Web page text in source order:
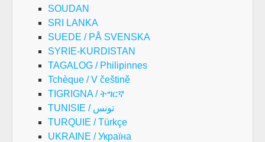
SOUDAN
SRI LANKA
SUEDE / PÅ SVENSKA
SYRIE-KURDISTAN
TAGALOG / Philipinnes
Tchèque / V češtině
TIGRIGNA / ትግርኛ
TUNISIE / تونس
TURQUIE / Türkçe
UKRAINE / Україна